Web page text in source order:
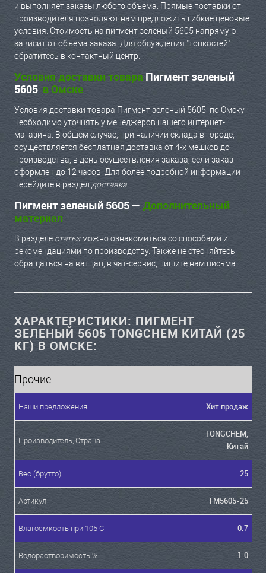
и выполняет заказы любого объема. Прямые поставки от
производителя позволяют нам предложить гибкие ценовые
условия. Стоимость на пигмент зеленый 5605 напрямую
зависит от объема заказа. Для обсуждения "тонкостей"
обратитесь в контактный центр.
Условия доставки товара Пигмент зеленый
5605 в Омске
Условия доставки товара Пигмент зеленый 5605 по Омску
необходимо уточнять у менеджеров нашего интернет-
магазина. В общем случае, при наличии склада в городе,
осуществляется бесплатная доставка от 4-х мешков до
производства, в день осуществления заказа, если заказ
оформлен до 12 часов. Для более подробной информации
перейдите в раздел доставка.
Пигмент зеленый 5605 — Дополнительный
материал
В разделе статьиможно ознакомиться со способами и
рекомендациями по производству. Также не стесняйтесь
обращаться на ватцап, в чат-сервис, пишите нам письма.
ХАРАКТЕРИСТИКИ: ПИГМЕНТ
ЗЕЛЕНЫЙ 5605 TONGCHEM КИТАЙ (25
КГ) В ОМСКЕ:
Прочие
Наши предложения Хит продаж
Производитель, Страна
TONGCHEM,
Китай
Вес (брутто) 25
Артикул TM5605-25
Влагоемкость при 105 С 0.7
Водорастворимость % 1.0